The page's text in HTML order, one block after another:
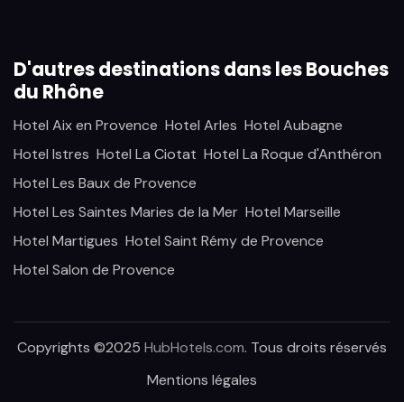
D'autres destinations dans les Bouches
du Rhône
Hotel Aix en Provence Hotel Arles Hotel Aubagne
Hotel Istres Hotel La Ciotat Hotel La Roque d'Anthéron
Hotel Les Baux de Provence
Hotel Les Saintes Maries de la Mer Hotel Marseille
Hotel Martigues Hotel Saint Rémy de Provence
Hotel Salon de Provence
Copyrights ©2025 HubHotels.com. Tous droits réservés
Mentions légales